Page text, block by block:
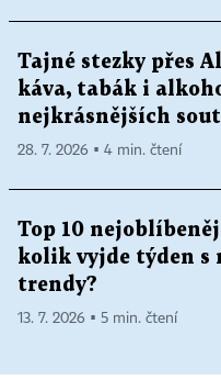
Tajné stezky přes
káva, tabák i
nejkrásnějších
28. 7. 2026 ▪ 4 min. čtení
Top 10
kolik vyjde týden s
trendy?
13. 7. 2026 ▪ 5 min. čtení